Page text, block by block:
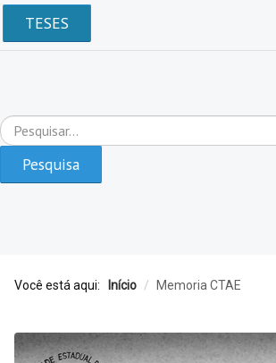
TESES
Pesquisar...
Pesquisa
Você está aqui: Início / Memoria CTAE